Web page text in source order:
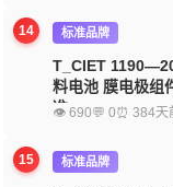
14 标准品牌
T_CIET
料电池 膜电极组
准
👁 690💬 0⏰ 384天
15 标准品牌